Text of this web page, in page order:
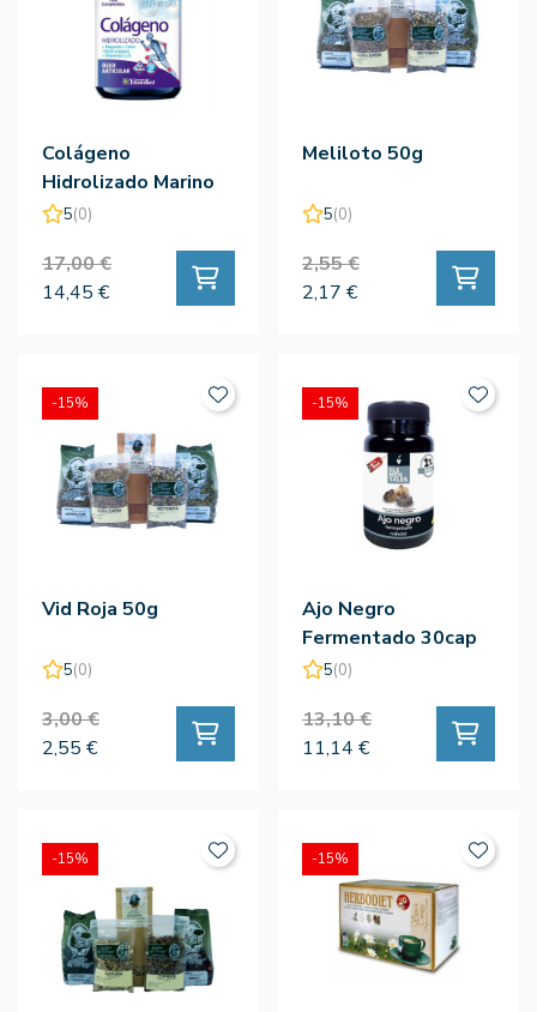
Colágeno
Hidrolizado Marino
180comp - Zentrum
5(0)
17,00 €
14,45 €
Meliloto 50g
5(0)
2,55 €
2,17 €
Vid Roja 50g
5(0)
3,00 €
2,55 €
-15%
Ajo Negro
Fermentado 30cap
5(0)
13,10 €
11,14 €
-15%
-15% -15%